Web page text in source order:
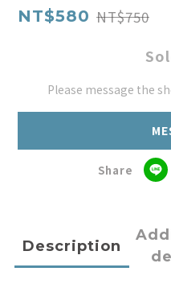
NT$580 NT$750
Please message the
Share
Description